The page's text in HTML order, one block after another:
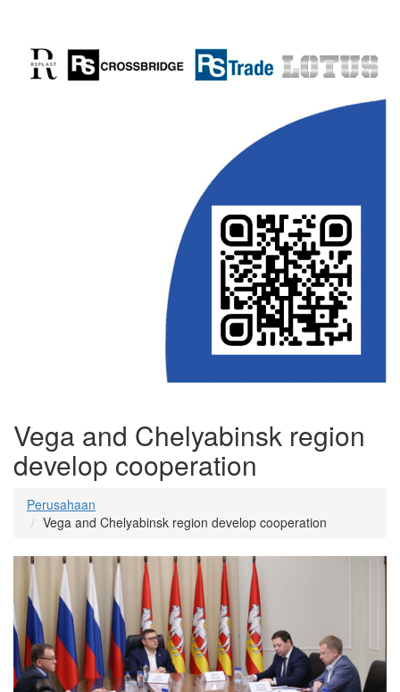
Vega and Chelyabinsk region
develop cooperation
Perusahaan
Vega and Chelyabinsk region develop cooperation